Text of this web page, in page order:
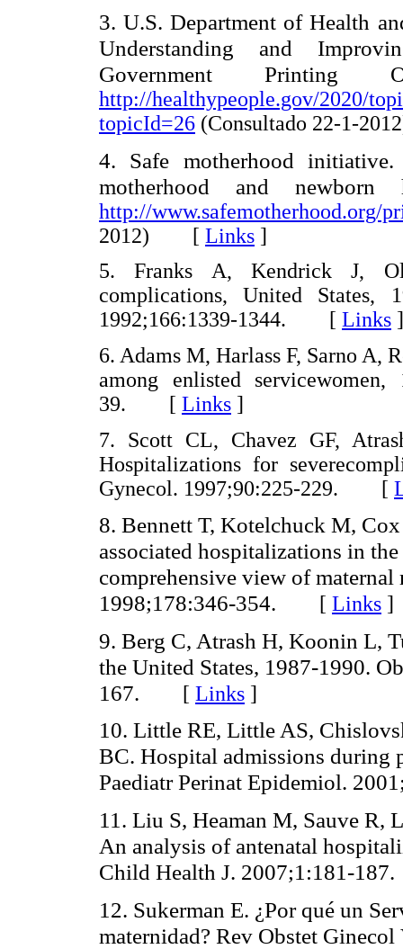
3. U.S. Department of Health
Understanding and
Government Printing
http://healthypeople.gov/2020/
topicId=26 (Consultado 22-1-
4. Safe motherhood
motherhood and
http://www.safemotherhood.org/
2012) [ Links ]
5. Franks A, Kendrick J,
complications, United
1992;166:1339-1344. [ Links ]
6. Adams M, Harlass F, Sarno A,
among enlisted servicewomen,
39. [ Links ]
7. Scott CL, Chavez GF,
Hospitalizations for
Gynecol. 1997;90:225-229. [
8. Bennett T, Kotelchuck M,
associated hospitalizations in
comprehensive view of
1998;178:346-354. [ Links ]
9. Berg C, Atrash H, Koonin L,
the United States, 1987-1990.
167. [ Links ]
10. Little RE, Little AS,
BC. Hospital admissions during
Paediatr Perinat Epidemiol.
11. Liu S, Heaman M, Sauve R,
An analysis of antenatal
Child Health J. 2007;1:181-187.
12. Sukerman E. ¿Por qué un
maternidad? Rev Obstet